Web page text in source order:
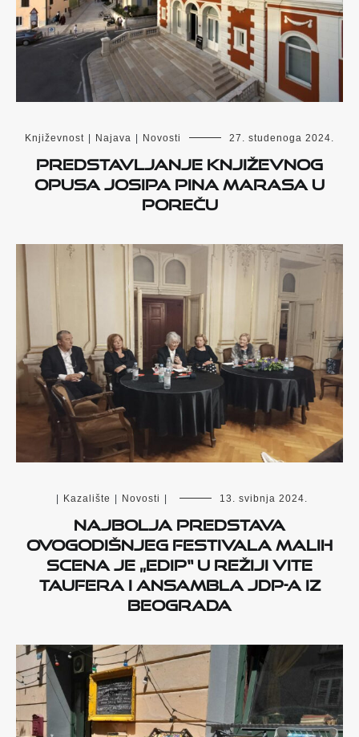
Književnost Najava Novosti 27. studenoga 2024.
Predstavljanje književnog
opusa Josipa Pina Marasa u
Poreču
Kazalište Novosti 13. svibnja 2024.
Najbolja predstava
ovogodišnjeg Festivala malih
scena je „Edip“ u režiji Vite
Taufera i ansambla JDP-a iz
Beograda